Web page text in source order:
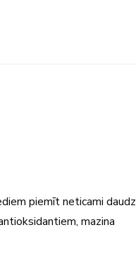
piemīt neticami daudz
mazina